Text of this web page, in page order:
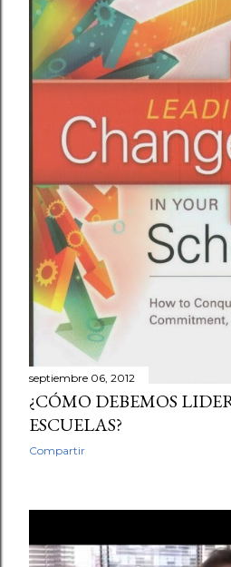
septiembre 06, 2012
¿CÓMO DEBEMOS
ESCUELAS?
Compartir